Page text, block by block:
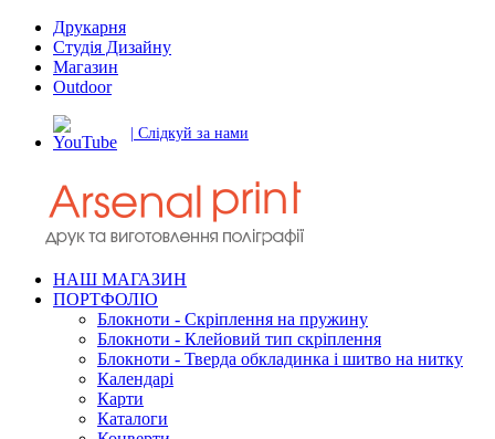
Друкарня
Студія Дизайну
Магазин
Outdoor
| Слідкуй за нами
НАШ МАГАЗИН
ПОРТФОЛІО
Блокноти - Скріплення на пружину
Блокноти - Клейовий тип скріплення
Блокноти - Тверда обкладинка і шитво на нитку
Календарі
Карти
Каталоги